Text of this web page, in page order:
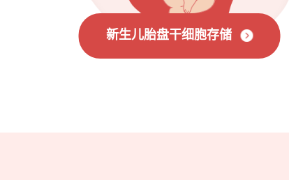
新生儿胎盘干细胞存储